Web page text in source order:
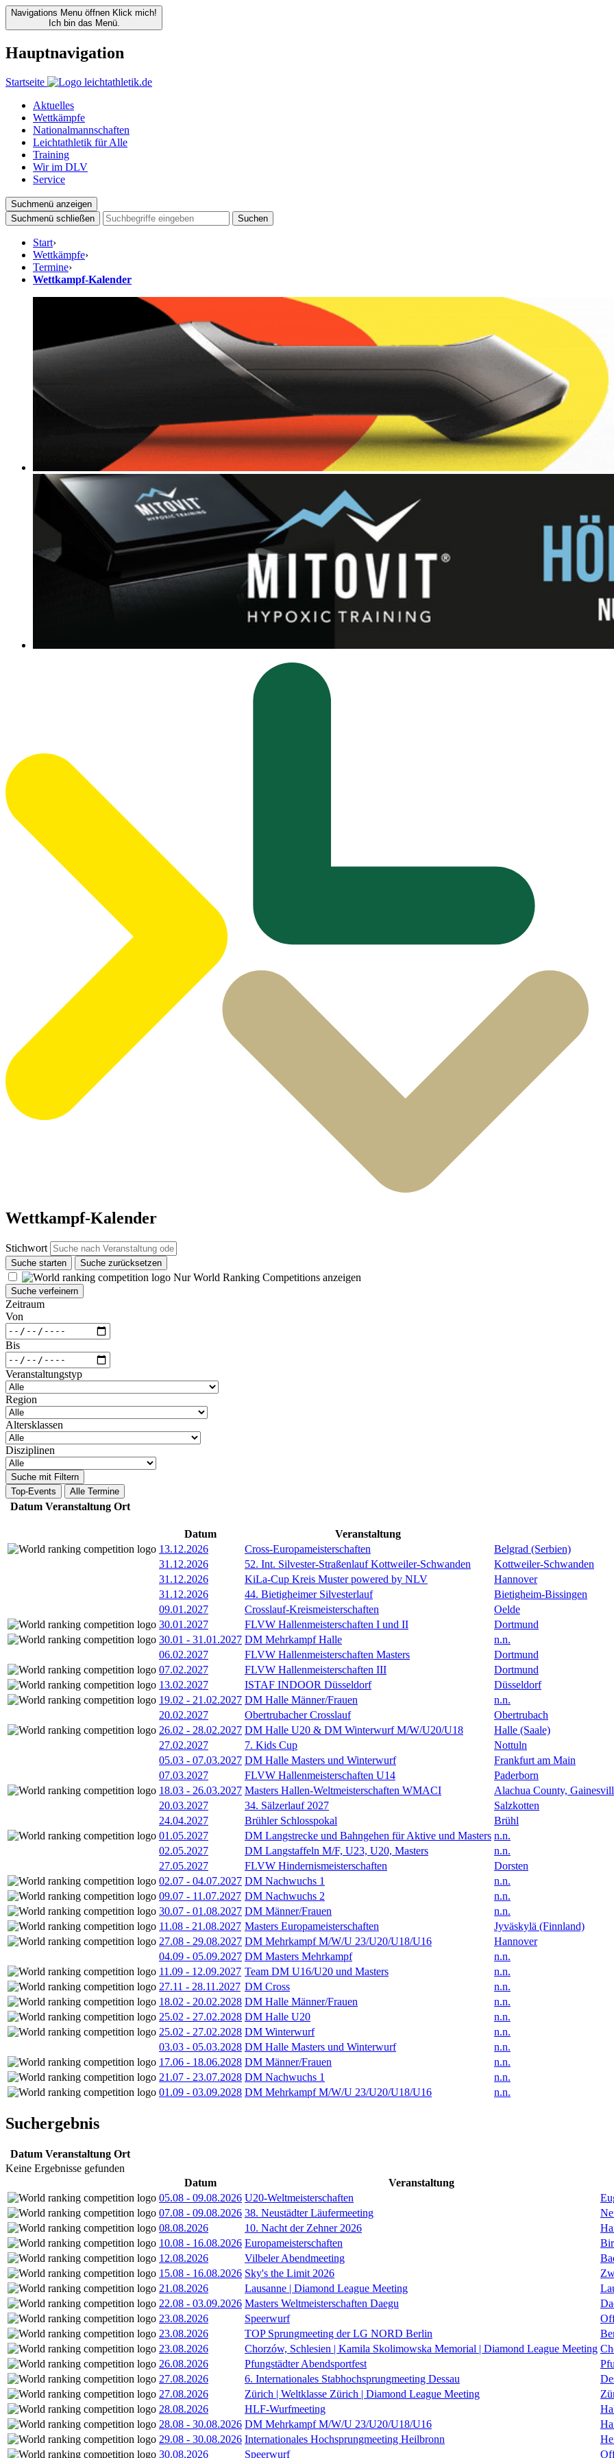
Navigations Menu öffnen Klick mich!
Ich bin das Menü.
Hauptnavigation
Startseite
Aktuelles
Wettkämpfe
Nationalmannschaften
Leichtathletik für Alle
Training
Wir im DLV
Service
Suchmenü anzeigen
Suchmenü schließen
Suchen
Start›
Wettkämpfe›
Termine›
Wettkampf-Kalender
Wettkampf-Kalender
Stichwort
Suche starten Suche zurücksetzen
Nur World Ranking Competitions anzeigen
Suche verfeinern
Zeitraum
Von
Bis
Veranstaltungstyp
Region
Altersklassen
Disziplinen
Suche mit Filtern
Top-Events
Alle Termine
Datum Veranstaltung Ort
Datum
Veranstaltung
13.12.2026
Cross-Europameisterschaften
Belgrad (Serbien)
31.12.2026
52. Int. Silvester-Straßenlauf Kottweiler-Schwanden
Kottweiler-Schwanden
31.12.2026
KiLa-Cup Kreis Muster powered by NLV
Hannover
31.12.2026
44. Bietigheimer Silvesterlauf
Bietigheim-Bissingen
09.01.2027
Crosslauf-Kreismeisterschaften
Oelde
30.01.2027
FLVW Hallenmeisterschaften I und II
Dortmund
30.01 - 31.01.2027 DM Mehrkampf Halle
n.n.
06.02.2027
FLVW Hallenmeisterschaften Masters
Dortmund
07.02.2027
FLVW Hallenmeisterschaften III
Dortmund
13.02.2027
ISTAF INDOOR Düsseldorf
Düsseldorf
19.02 - 21.02.2027 DM Halle Männer/Frauen
n.n.
20.02.2027
Obertrubacher Crosslauf
Obertrubach
26.02 - 28.02.2027 DM Halle U20 & DM Winterwurf M/W/U20/U18
Halle (Saale)
27.02.2027
7. Kids Cup
Nottuln
05.03 - 07.03.2027 DM Halle Masters und Winterwurf
Frankfurt am Main
07.03.2027
FLVW Hallenmeisterschaften U14
Paderborn
18.03 - 26.03.2027 Masters Hallen-Weltmeisterschaften WMACI
Alachua County,
20.03.2027
34. Sälzerlauf 2027
Salzkotten
24.04.2027
Brühler Schlosspokal
Brühl
01.05.2027
DM Langstrecke und Bahngehen für Aktive und Masters n.n.
02.05.2027
DM Langstaffeln M/F, U23, U20, Masters
n.n.
27.05.2027
FLVW Hindernismeisterschaften
Dorsten
02.07 - 04.07.2027 DM Nachwuchs 1
n.n.
09.07 - 11.07.2027 DM Nachwuchs 2
n.n.
30.07 - 01.08.2027 DM Männer/Frauen
n.n.
11.08 - 21.08.2027 Masters Europameisterschaften
Jyväskylä (Finnland)
27.08 - 29.08.2027 DM Mehrkampf M/W/U 23/U20/U18/U16
Hannover
04.09 - 05.09.2027 DM Masters Mehrkampf
n.n.
11.09 - 12.09.2027 Team DM U16/U20 und Masters
n.n.
27.11 - 28.11.2027 DM Cross
n.n.
18.02 - 20.02.2028 DM Halle Männer/Frauen
n.n.
25.02 - 27.02.2028 DM Halle U20
n.n.
25.02 - 27.02.2028 DM Winterwurf
n.n.
03.03 - 05.03.2028 DM Halle Masters und Winterwurf
n.n.
17.06 - 18.06.2028 DM Männer/Frauen
n.n.
21.07 - 23.07.2028 DM Nachwuchs 1
n.n.
01.09 - 03.09.2028 DM Mehrkampf M/W/U 23/U20/U18/U16 n.n.
Suchergebnis
Datum Veranstaltung Ort
Keine Ergebnisse gefunden
Datum
Veranstaltung
05.08 - 09.08.2026 U20-Weltmeisterschaften
07.08 - 09.08.2026 38. Neustädter Läufermeeting
08.08.2026
10. Nacht der Zehner 2026
10.08 - 16.08.2026 Europameisterschaften
12.08.2026
Vilbeler Abendmeeting
15.08 - 16.08.2026 Sky's the Limit 2026
21.08.2026
Lausanne | Diamond League Meeting
22.08 - 03.09.2026 Masters Weltmeisterschaften Daegu
23.08.2026
Speerwurf
23.08.2026
TOP Sprungmeeting der LG NORD Berlin
23.08.2026
Chorzów, Schlesien | Kamila Skolimowska Memorial | Diamond League Meeting
26.08.2026
Pfungstädter Abendsportfest
27.08.2026
6. Internationales Stabhochsprungmeeting Dessau
27.08.2026
Zürich | Weltklasse Zürich | Diamond League Meeting
28.08.2026
HLF-Wurfmeeting
28.08 - 30.08.2026 DM Mehrkampf M/W/U 23/U20/U18/U16
29.08 - 30.08.2026 Internationales Hochsprungmeeting Heilbronn
30.08.2026
Speerwurf